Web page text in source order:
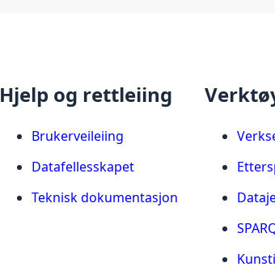
Hjelp og rettleiing
Brukerveileiing
Datafellesskapet
Teknisk dokumentasjon